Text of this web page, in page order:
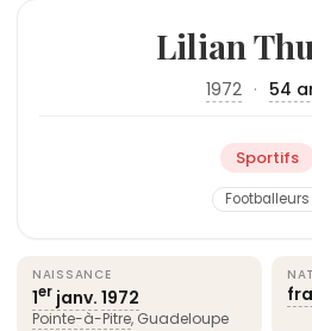
Lilian
1972 · 54
Sportifs
Footballeurs
NAISSANCE
1er janv. 1972
Pointe-à-Pitre, Guadeloupe